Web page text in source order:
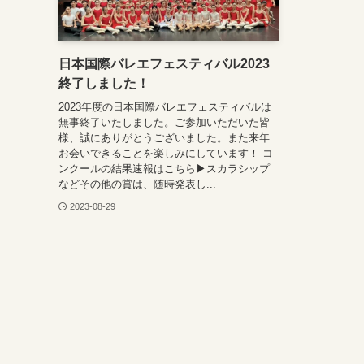
日本国際バレエフェスティバル2023
終了しました！
2023年度の日本国際バレエフェスティバルは
無事終了いたしました。ご参加いただいた皆
様、誠にありがとうございました。また来年
お会いできることを楽しみにしています！ コ
ンクールの結果速報はこちら▶︎スカラシップ
などその他の賞は、随時発表し...
2023-08-29